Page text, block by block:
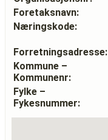
Foretaksnavn:
Næringskode:
Forretningsadresse:
Kommune –
Kommunenr:
Fylke –
Fykesnummer: